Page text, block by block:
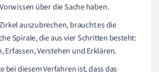
über die Sache haben.
auszubrechen, braucht es die
Spirale, die aus vier Schritten besteht:
Erfassen, Verstehen und Erklären.
bei diesem Verfahren ist, dass das